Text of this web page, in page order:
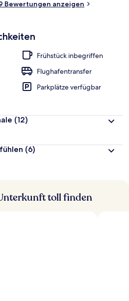
Bewertungen anzeigen
Frühstück inbegriffen
Flughafentransfer
Parkplätze verfügbar
(12)
(6)
toll finden